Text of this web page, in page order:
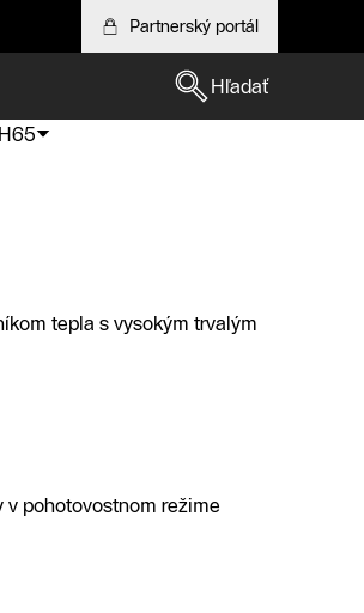
Partnerský portál
Hľadať
tepla s vysokým trvalým
pohotovostnom režime